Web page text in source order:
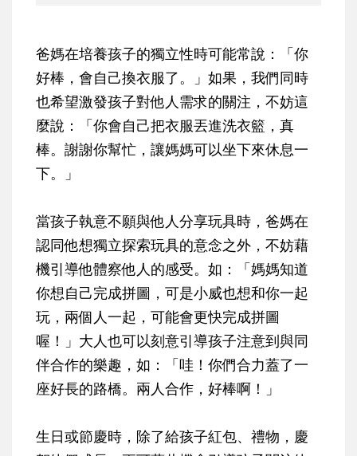
爸媽在培養孩子的獨立性時可能常說：「你
好棒，會自己換衣服了。」如果，我們同時
也希望激發孩子對他人需求的關注，不妨這
麼說：「你會自己把衣服丟進洗衣籃，真
棒。謝謝你幫忙，讓媽媽可以坐下來休息一
下。」
當孩子執意不願與他人分享玩具時，爸媽在
認同他想獨立探索玩具的意念之外，不妨藉
機引導他體察他人的感受。如：「媽媽知道
你想自己完成拼圖，可是小威也想和你一起
玩，兩個人一起，可能會更快完成拼圖
喔！」大人也可以刻意引導孩子注意到與同
伴合作的樂趣，如：「哇！你們合力蓋了一
座好長的路橋。兩人合作，好棒啊！」
生日或節慶時，除了給孩子紅包、禮物，慶